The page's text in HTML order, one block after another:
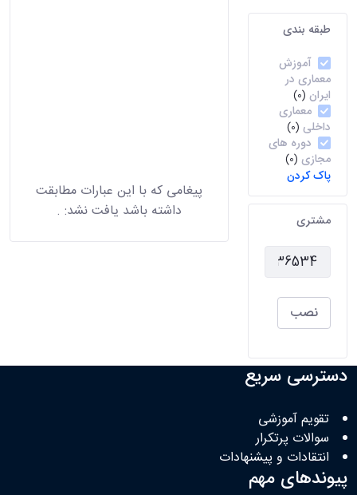
طبقه بندی
آموزش
معماری در
ایران (0)
معماری
داخلی (0)
دوره های
مجازی (0)
پاک کردن
مشتری
نصب
پیغامی که با این عبارات مطابقت
داشته باشد یافت نشد: .
دسترسی سریع
تقویم آموزشی
سوالات پرتکرار
انتقادات و پیشنهادات
پیوندهای مهم